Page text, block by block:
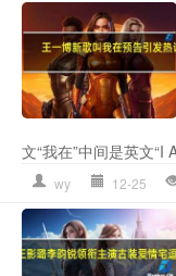
文“我在”中间是英文“I
wy 12-25